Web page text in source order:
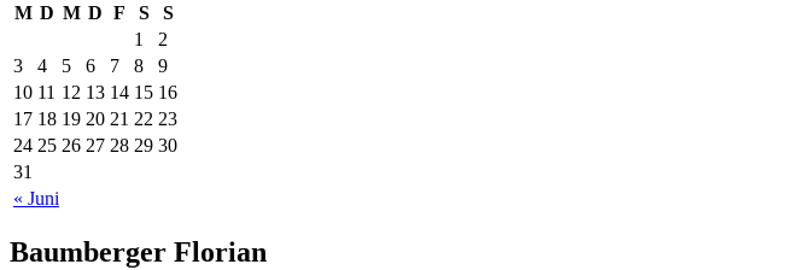
M D M D F S S
« Juni
1
2
3
4 5 6 7 8
9
10 11 12 13 14 15 16
17 18 19 20 21 22 23
24 25 26 27 28 29 30
31
Baumberger Florian